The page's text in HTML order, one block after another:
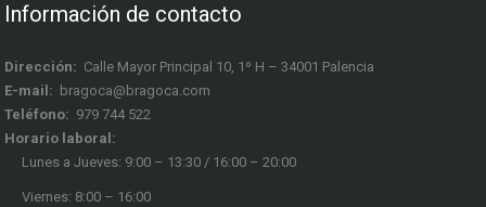
Información de contacto
Dirección: Calle Mayor Principal 10, 1º H – 34001 Palencia
E-mail: bragoca@bragoca.com
Teléfono: 979 744 522
Horario laboral:
Lunes a Jueves: 9:00 – 13:30 / 16:00 – 20:00
Viernes: 8:00 – 16:00